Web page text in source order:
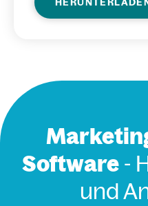
Software -
und